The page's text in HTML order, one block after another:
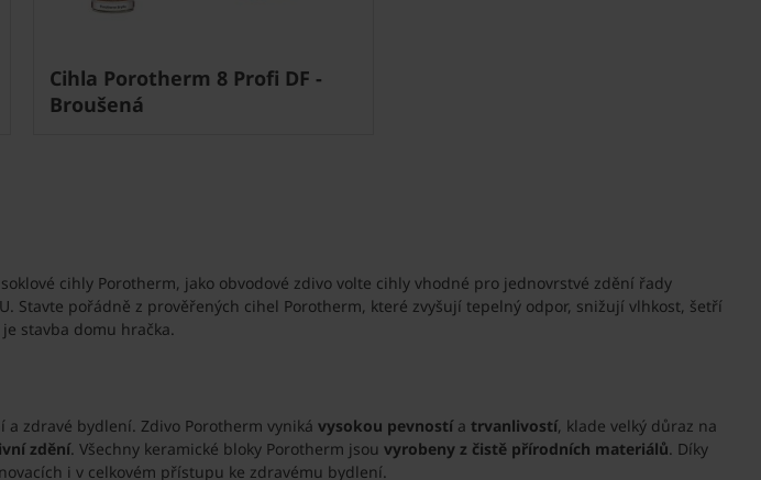
Cihla Porotherm 8 Profi DF -
Broušená
cihly Porotherm, jako obvodové zdivo volte cihly vhodné pro jednovrstvé zdění řady
Stavte pořádně z prověřených cihel Porotherm, které zvyšují tepelný odpor, snižují vlhkost, šetří
stavba domu hračka.
zdravé bydlení. Zdivo Porotherm vyniká vysokou pevnostía trvanlivostí, klade velký důraz na
zdění. Všechny keramické bloky Porotherm jsou vyrobeny z čistě přírodních materiálů. Díky
i v celkovém přístupu ke zdravému bydlení.